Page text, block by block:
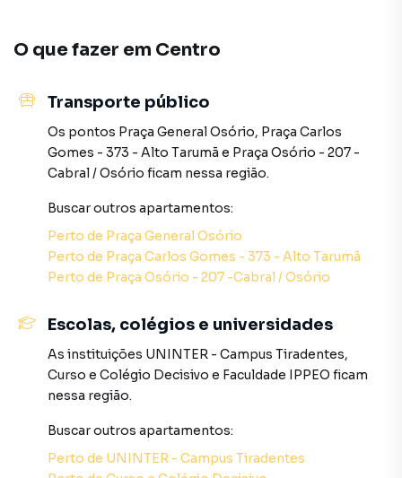
com diversas opções de lazer sem sair de casa, além de
comodidades como o **reaproveitamento de água**,
promovendo sustentabilidade.
### Localização e Comércios Próximos
A localização no **Centro de Curitiba** coloca o **Cena
Living** em um ponto privilegiado da cidade. A região
oferece uma ampla variedade de **comércios** e
**serviços** nas proximidades, como
**bancos**, **escolas** e muito mais. A área central
garante fácil acesso ao transporte público e uma
excelente conectividade com as principais ruas e avenidas
da cidade. Além disso, pontos turísticos e culturais, como
o **Museu Oscar Niemeyer**, o **Teatro Guaíra** e a
**Praça Tiradentes**, estão a poucos minutos de
distância, proporcionando lazer e cultura de fácil acesso.
O que fazer em Centro
Transporte público
Os pontos Praça General Osório, Praça Carlos
Gomes - 373 - Alto Tarumã e Praça Osório - 207 -
Cabral / Osório ficam nessa região.
Buscar outros apartamentos:
Perto de Praça General Osório
Perto de Praça Carlos Gomes - 373 - Alto Tarumã
Perto de Praça Osório - 207 -Cabral / Osório
Escolas, colégios e universidades
As instituições UNINTER - Campus Tiradentes,
Curso e Colégio Decisivo e Faculdade IPPEO ficam
nessa região.
Buscar outros apartamentos:
Perto de UNINTER - Campus Tiradentes